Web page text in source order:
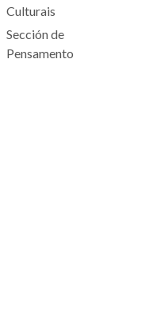
Culturais
Sección de
Pensamento